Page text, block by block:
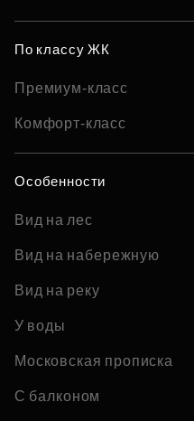
По классу ЖК
Премиум-класс
Комфорт-класс
Особенности
Вид на лес
Вид на набережную
Вид на реку
У воды
Московская прописка
С балконом